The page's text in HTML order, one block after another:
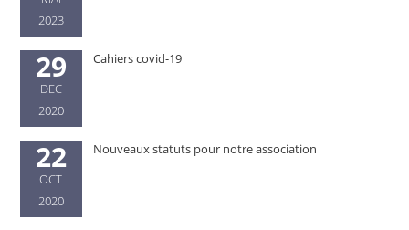
2023
29
DEC
2020
Cahiers covid-19
22
OCT
2020
Nouveaux statuts pour notre association